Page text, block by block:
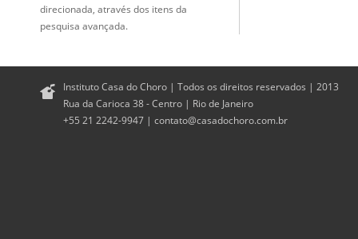
direcionada, através dos itens da
pesquisa avançada.
Instituto Casa do Choro | Todos os direitos reservados | 2013
Rua da Carioca 38 - Centro | Rio de Janeiro
+55 21 2242-9947 | contato@casadochoro.com.br